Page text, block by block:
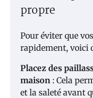
propre
Pour éviter que
rapidement, voici
Placez des
maison : Cela
et la saleté avant